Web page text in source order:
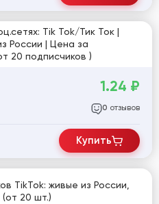
Tik Tok/Тик Ток |
России | Цена за
20 подписчиков )
1.24 ₽
0 отзывов
Купить
TikTok: живые из России,
20 шт.)